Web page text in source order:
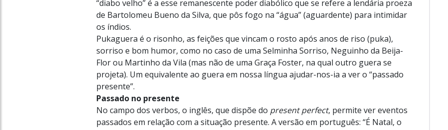
“diabo velho” é a esse remanescente poder diabólico que se refere a lendária proeza
de Bartolomeu Bueno da Silva, que pôs fogo na “água” (aguardente) para intimidar
os índios.
Pukaguera é o risonho, as feições que vincam o rosto após anos de riso (puka),
sorriso e bom humor, como no caso de uma Selminha Sorriso, Neguinho da Beija-
Flor ou Martinho da Vila (mas não de uma Graça Foster, na qual outro guera se
projeta). Um equivalente ao guera em nossa língua ajudar-nos-ia a ver o “passado
presente”.
Passado no presente
No campo dos verbos, o inglês, que dispõe do present perfect, permite ver eventos
passados em relação com a situação presente. A versão em português: “É Natal, o